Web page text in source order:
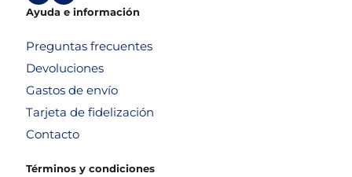
Ayuda e información
Preguntas frecuentes
Devoluciones
Gastos de envío
Tarjeta de fidelización
Contacto
Términos y condiciones